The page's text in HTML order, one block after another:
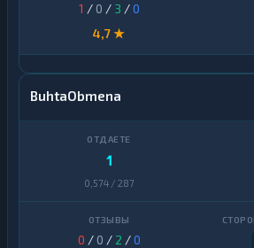
1 / 0 / 3 /0
4,7 ★
BuhtaObmena
1
0,574 / 287
0 / 0 / 2 /0